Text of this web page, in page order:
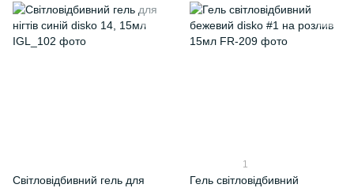
Світловідбивний гель для
1
Гель світловідбивний